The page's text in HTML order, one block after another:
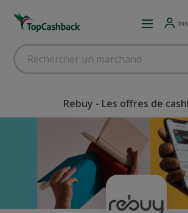
Rebuy - Les offres de